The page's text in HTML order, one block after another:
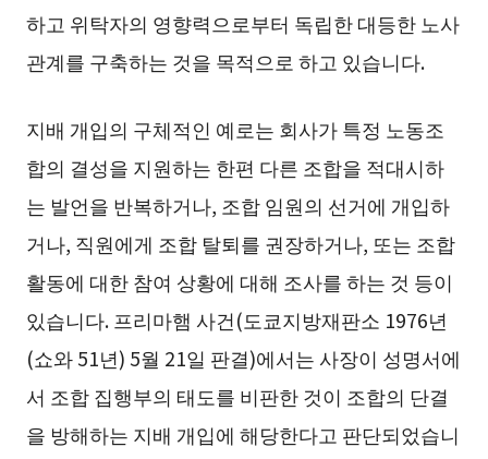
하고 위탁자의 영향력으로부터 독립한 대등한 노사
관계를 구축하는 것을 목적으로 하고 있습니다.
지배 개입의 구체적인 예로는 회사가 특정 노동조
합의 결성을 지원하는 한편 다른 조합을 적대시하
는 발언을 반복하거나, 조합 임원의 선거에 개입하
거나, 직원에게 조합 탈퇴를 권장하거나, 또는 조합
활동에 대한 참여 상황에 대해 조사를 하는 것 등이
있습니다. 프리마햄 사건(도쿄지방재판소 1976년
(쇼와 51년) 5월 21일 판결)에서는 사장이 성명서에
서 조합 집행부의 태도를 비판한 것이 조합의 단결
을 방해하는 지배 개입에 해당한다고 판단되었습니